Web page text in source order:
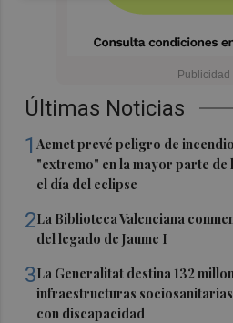
Últimas Noticias
1Aemet prevé peligro de
"extremo" en la mayor parte de
el día del eclipse
2La Biblioteca Valenciana
del legado de Jaume I
3La Generalitat destina 132
infraestructuras
con discapacidad